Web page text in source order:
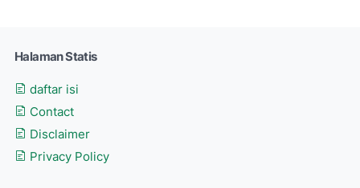
Halaman Statis
daftar isi
Contact
Disclaimer
Privacy Policy